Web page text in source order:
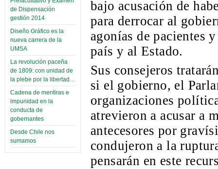
de Dispensación
gestión 2014
Diseño Gráfico es la
nueva carrera de la
UMSA
La revolución paceña
de 1809: con unidad de
la plebe por la libertad…
Cadena de mentiras e
impunidad en la
conducta de
gobernantes
Desde Chile nos
sumamos
bajo acusación de
para derrocar al
agonías de pacientes
país y al Estado.
Sus consejeros
si el gobierno, el
organizaciones
atrevieron a acusar a
antecesores por
condujeron a la
pensarán en este